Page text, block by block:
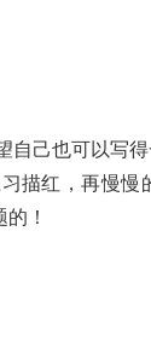
己也可以写
描红，再慢
！